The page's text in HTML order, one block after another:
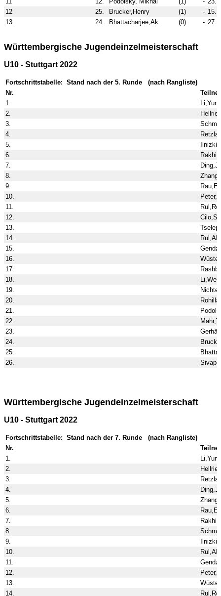
12
25. Brucker,Henry (1) - 15.
13
24. Bhattacharjee,Ak (0) - 27.
Württembergische Jugendeinzelmeisterschaft
U10 - Stuttgart 2022
Fortschrittstabelle: Stand nach der 5. Runde (nach Rangliste)
Nr.
1.
2.
3.
4.
5.
6.
7.
8.
9.
10.
11.
12.
13.
14.
15.
16.
17.
18.
19.
20.
21.
22.
23.
24.
25.
26.
Württembergische Jugendeinzelmeisterschaft
U10 - Stuttgart 2022
Fortschrittstabelle: Stand nach der 7. Runde (nach Rangliste)
Nr.
1.
2.
3.
4.
5.
6.
7.
8.
9.
10.
11.
12.
13.
14.